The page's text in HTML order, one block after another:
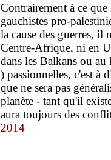
Contrairement à ce que
gauchistes pro-
la cause des guerres, il
Centre-Afrique, ni en
dans les Balkans ou
) passionnelles, c'est à
que ne sera pas
planète - tant qu'il
aura toujours des
2014